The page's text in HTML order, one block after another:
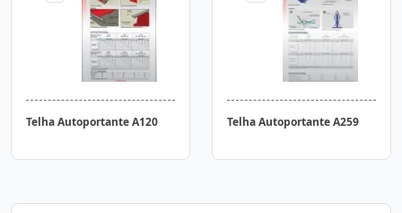
Telha Autoportante A120 Telha Autoportante A259